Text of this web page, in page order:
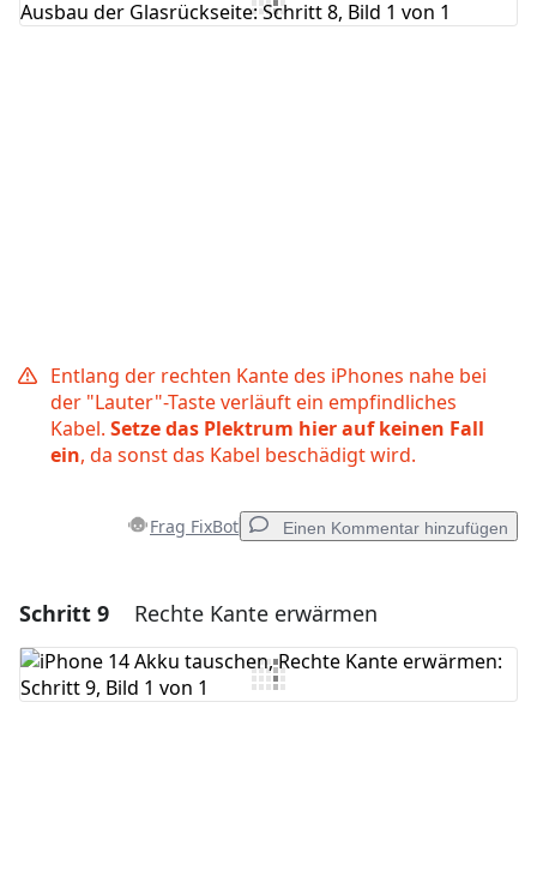
Entlang der rechten Kante des iPhones nahe bei
der "Lauter"-Taste verläuft ein empfindliches
Kabel. Setze das Plektrum hier auf keinen Fall
ein, da sonst das Kabel beschädigt wird.
Frag FixBot Einen Kommentar hinzufügen
Einen Kommentar hinzufügen
Kommentar hinzufügen
Schritt 9 Rechte Kante erwärmen